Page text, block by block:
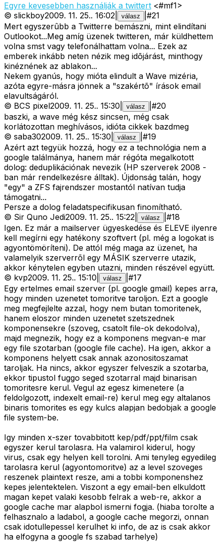
Egyre kevesebben használják a twittert <#mf1>
© slickboy2009. 11. 25.. 16:02 válasz #21
Mert egyszerûbb a Twitterre bemászni, mint elindítani
Outlookot...Meg amíg üzenek twitteren, már küldhettem
volna smst vagy telefonálhattam volna... Ezek az
emberek inkább neten nézik meg idõjárást, minthogy
kinéznének az ablakon...
Nekem gyanús, hogy mióta elindult a Wave mizéria,
azóta egyre-másra jönnek a "szakértõ" írások email
elavultságáról.
© BCS pixel2009. 11. 25.. 15:30 válasz #20
baszki, a wave még kész sincsen, még csak
korlátozottan meghívásos, idióta cikkek bazdmeg
© saba302009. 11. 25.. 15:30 válasz #19
Azért azt tegyük hozzá, hogy ez a technológia nem a
google találmánya, hanem már régóta megalkotott
dolog: deduplikációnak nevezik (HP szerverek 2008 -
ban már rendelkezésre álltak). Újdonság talán, hogy
"egy" a ZFS fajrendszer mostantól natívan tudja
támogatni...
Persze a dolog feladatspecifikusan finomítható.
© Sir Quno Jedi2009. 11. 25.. 15:22 válasz #18
Igen. Ez már a mailserver ügyeskedése és ELEVE ilyenre
kell megírni egy hatékony szoftvert (pl. még a logokat is
agyontömöríteni). De attól még maga az üzenet, ha
valamelyik szerverrõl egy MÁSIK szerverre utazik,
akkor kénytelen egyben utazni, minden részével együtt.
© kvp2009. 11. 25.. 15:10 válasz #17
Egy ertelmes email szerver (pl. google gmail) kepes arra,
hogy minden uzenetet tomoritve taroljon. Ezt a google
meg megfejlelte azzal, hogy nem butan tomoritenek,
hanem eloszor minden uzenetet szetszednek
komponensekre (szoveg, csatolt file-ok dekodolva),
majd megnezik, hogy ez a komponens megvan-e mar
egy file szotarban (google file cache). Ha igen, akkor a
komponens helyett csak annak azonositoszamat
taroljak. Ha nincs, akkor egyszer felveszik a szotarba,
ekkor tipustol fuggo seged szotarral majd binarisan
tomoritesre kerul. Vegul az egesz kimenetere (a
feldolgozott, indexelt email-re) kerul meg egy altalanos
binaris tomorites es egy kulcs alapjan bedobjak a google
file system-be.
Igy minden x-szer tovabbitott kep/pdf/ppt/film csak
egyszer kerul tarolasra. Ha valamirol kiderul, hogy
virus, csak egy helyen kell torolni. Ami tenyleg egyedileg
tarolasra kerul (agyontomoritve) az a level szoveges
reszenek plaintext resze, ami a tobbi komponenshez
kepes jelentektelen. Viszont a egy email-ben elkuldott
magan kepet valaki kesobb felrak a web-re, akkor a
google cache mar alapbol ismerni fogja. (hiaba torolte a
felhasznalo a ladabol, a google cache megorzi, onnan
csak idotullepessel kerulhet ki info, de az is csak akkor
ha elfogyna a google fs szabad tarhelye)